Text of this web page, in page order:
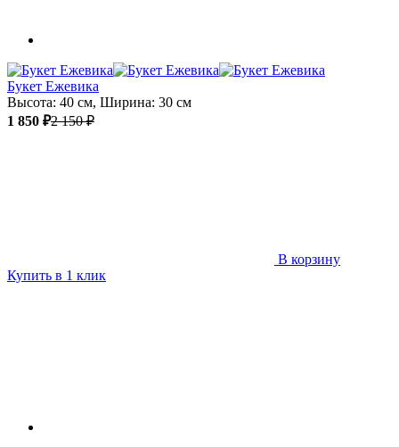
Букет Ежевика
Высота: 40 см, Ширина: 30 см
1 850 ₽2 150 ₽
В корзину
Купить в 1 клик